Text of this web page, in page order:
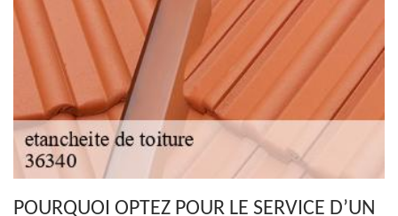
POURQUOI OPTEZ POUR LE SERVICE D’UN